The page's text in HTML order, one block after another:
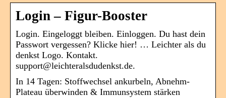
Login – Figur-Booster
Login. Eingeloggt bleiben. Einloggen. Du hast dein
Passwort vergessen? Klicke hier! … Leichter als du
denkst Logo. Kontakt.
support@leichteralsdudenkst.de.
In 14 Tagen: Stoffwechsel ankurbeln, Abnehm-
Plateau überwinden & Immunsystem stärken